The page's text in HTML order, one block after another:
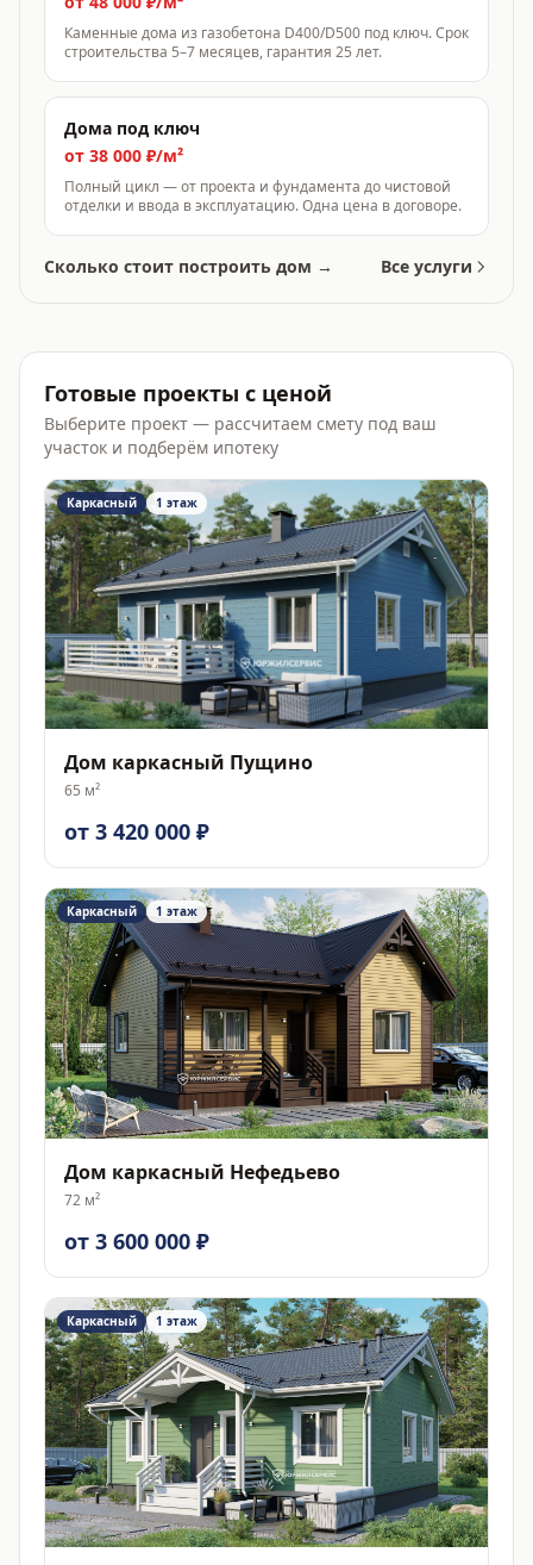
Каменные дома из газобетона D400/D500 под ключ. Срок
строительства 5–7 месяцев, гарантия 25 лет.
Дома под ключ
от 38 000 ₽/м²
Полный цикл — от проекта и фундамента до чистовой
отделки и ввода в эксплуатацию. Одна цена в договоре.
Сколько стоит построить дом → Все услуги
Готовые проекты с ценой
Выберите проект — рассчитаем смету под ваш
участок и подберём ипотеку
Каркасный 1 этаж
Дом каркасный Пущино
65 м²
от 3 420 000 ₽
Каркасный 1 этаж
Дом каркасный Нефедьево
72 м²
от 3 600 000 ₽
Каркасный 1 этаж